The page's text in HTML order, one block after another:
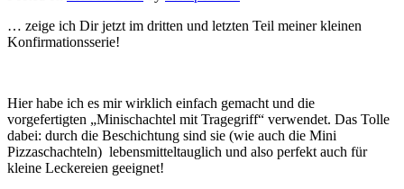
… zeige ich Dir jetzt im dritten und letzten Teil meiner kleinen
Konfirmationsserie!
Hier habe ich es mir wirklich einfach gemacht und die
vorgefertigten „Minischachtel mit Tragegriff“ verwendet. Das Tolle
dabei: durch die Beschichtung sind sie (wie auch die Mini
Pizzaschachteln) lebensmitteltauglich und also perfekt auch für
kleine Leckereien geeignet!